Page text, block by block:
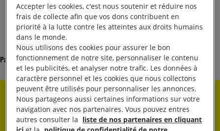
Partager
Rester informé·e
Accepter les cookies, c'est nous soutenir et réduire nos
frais de collecte afin que vos dons contribuent en
priorité à la lutte contre les atteintes aux droits humains
dans le monde.
Nous utilisons des cookies pour assurer le bon
fonctionnement de notre site, personnaliser le contenu
et les publicités, et analyser notre trafic. Les données à
caractère personnel et les cookies que nous collectons
peuvent être utilisés pour personnaliser les annonces.
Nous partageons aussi certaines informations sur votre
navigation avec nos partenaires. Vous pouvez entres
autres consulter la liste de nos partenaires en cliquant